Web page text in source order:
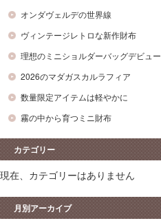
オンダヴェルデの世界線
ヴィンテージレトロな新作財布
理想のミニショルダーバッグデビュー
2026のマダガスカルラフィア
数量限定アイテムは軽やかに
霧の中から育つミニ財布
カテゴリー
現在、カテゴリーはありません
月別アーカイブ